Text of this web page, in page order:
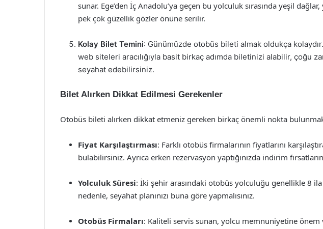
sunar. Ege’den İç Anadolu’ya geçen bu yolculuk sırasında yeşil
pek çok güzellik gözler önüne serilir.
Kolay Bilet Temini: Günümüzde otobüs bileti almak oldukça
web siteleri aracılığıyla basit birkaç adımda biletinizi alabilir, çoğu
seyahat edebilirsiniz.
Bilet Alırken Dikkat Edilmesi Gerekenler
Otobüs bileti alırken dikkat etmeniz gereken birkaç önemli nokta
Fiyat Karşılaştırması: Farklı otobüs firmalarının fiyatlarını
bulabilirsiniz. Ayrıca erken rezervasyon yaptığınızda indirim
Yolculuk Süresi: İki şehir arasındaki otobüs yolculuğu genellikle 8
nedenle, seyahat planınızı buna göre yapmalısınız.
Otobüs Firmaları: Kaliteli servis sunan, yolcu memnuniyetine